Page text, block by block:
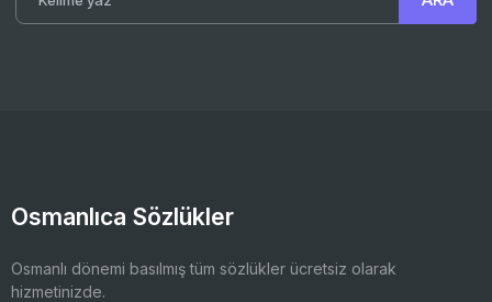
Osmanlıca Sözlükler
Osmanlı dönemi basılmış tüm sözlükler ücretsiz olarak
hizmetinizde.